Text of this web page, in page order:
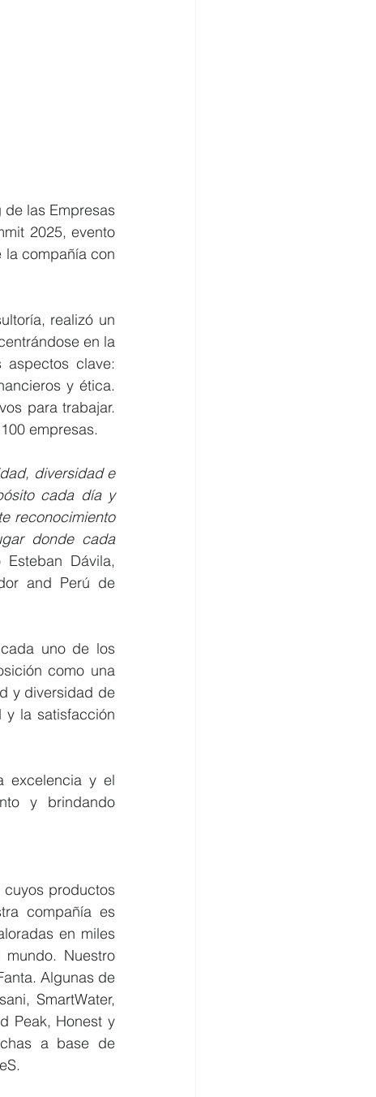
las Empresas
2025, evento
la compañía con
realizó un
en la
clave:
y ética.
para trabajar.
empresas.
diversidad e
cada día y
reconocimiento
donde cada
Esteban Dávila,
and Perú de
uno de los
como una
y diversidad de
y la satisfacción
excelencia y el
y brindando
productos
compañía es
en miles
Nuestro
Algunas de
SmartWater,
Peak, Honest y
a base de